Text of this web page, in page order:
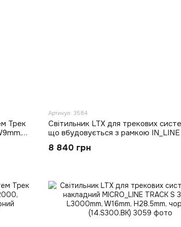
Трек
Артикул: 3584
Світильник LTX для трекових
що вбудовується з рамкою
T, L3000mm, W40mm, H54mm,
(06.T300.WH)
8 840 грн